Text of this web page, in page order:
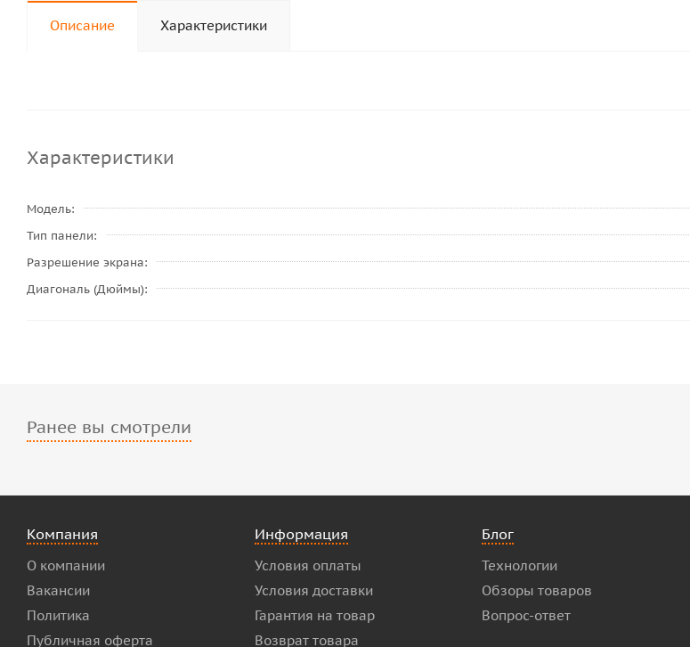
Описание Характеристики
Характеристики
Модель
Тип панели
Разрешение экрана
Диагональ (Дюймы)
Ранее вы смотрели
Компания
О компании
Вакансии
Политика
Публичная оферта
Информация
Условия оплаты
Условия доставки
Гарантия на товар
Возврат товара
Блог
Технологии
Обзоры товаров
Вопрос-ответ